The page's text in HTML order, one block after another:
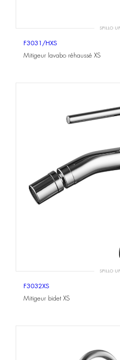
SPILLO UP
F3031/HXS
Mitigeur lavabo réhaussé XS
SPILLO UP
F3032XS
Mitigeur bidet XS